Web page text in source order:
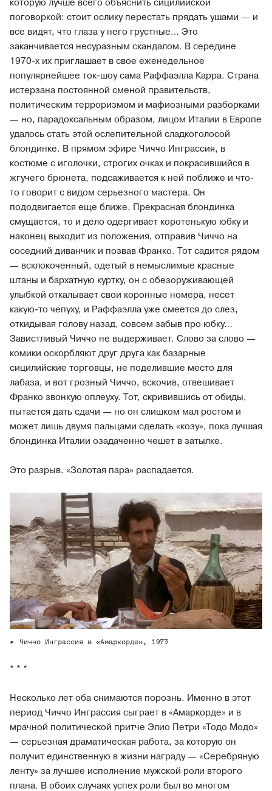
которую лучше всего объяснить сицилийской
поговоркой: стоит ослику перестать прядать ушами — и
все видят, что глаза у него грустные… Это
заканчивается несуразным скандалом. В середине
1970-х их приглашает в свое еженедельное
популярнейшее ток-шоу сама Раффаэлла Карра. Страна
истерзана постоянной сменой правительств,
политическим терроризмом и мафиозными разборками
— но, парадоксальным образом, лицом Италии в Европе
удалось стать этой ослепительной сладкоголосой
блондинке. В прямом эфире Чиччо Инграссия, в
костюме с иголочки, строгих очках и покрасившийся в
жгучего брюнета, подсаживается к ней поближе и что-
то говорит с видом серьезного мастера. Он
пододвигается еще ближе. Прекрасная блондинка
смущается, то и дело одергивает коротенькую юбку и
наконец выходит из положения, отправив Чиччо на
соседний диванчик и позвав Франко. Тот садится рядом
— всклокоченный, одетый в немыслимые красные
штаны и бархатную куртку, он с обезоруживающей
улыбкой откалывает свои коронные номера, несет
какую-то чепуху, и Раффаэлла уже смеется до слез,
откидывая голову назад, совсем забыв про юбку…
Завистливый Чиччо не выдерживает. Слово за слово —
комики оскорбляют друг друга как базарные
сицилийские торговцы, не поделившие место для
лабаза, и вот грозный Чиччо, вскочив, отвешивает
Франко звонкую оплеуху. Тот, скривившись от обиды,
пытается дать сдачи — но он слишком мал ростом и
может лишь двумя пальцами сделать «козу», пока лучшая
блондинка Италии озадаченно чешет в затылке.
Это разрыв. «Золотая пара» распадается.
Чиччо Инграссия в «Амаркорде», 1973
* * *
Несколько лет оба снимаются порознь. Именно в этот
период Чиччо Инграссия сыграет в «Амаркорде» и в
мрачной политической притче Элио Петри «Тодо Модо»
— серьезная драматическая работа, за которую он
получит единственную в жизни награду — «Серебряную
ленту» за лучшее исполнение мужской роли второго
плана. В обоих случаях успех роли был во многом